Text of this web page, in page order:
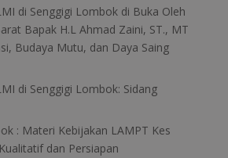
di Senggigi Lombok di Buka Oleh
Bapak H.L Ahmad Zaini, ST., MT
Budaya Mutu, dan Daya Saing
di Senggigi Lombok: Sidang
: Materi Kebijakan LAMPT Kes
dan Persiapan